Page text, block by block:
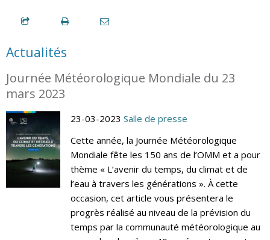
Actualités
Journée Météorologique Mondiale du 23
mars 2023
23-03-2023 Salle de presse
Cette année, la Journée Météorologique
Mondiale fête les 150 ans de l’OMM et a pour
thème « L’avenir du temps, du climat et de
l’eau à travers les générations ». À cette
occasion, cet article vous présentera le
progrès réalisé au niveau de la prévision du
temps par la communauté météorologique au